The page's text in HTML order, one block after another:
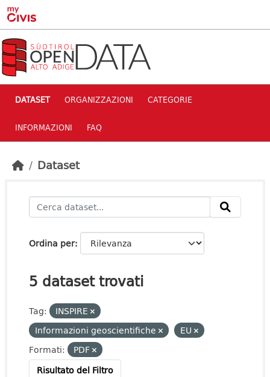
Skip to main content
DATASET ORGANIZZAZIONI CATEGORIE
INFORMAZIONI FAQ
Dataset
Ordina per
5 dataset trovati
Tag:
INSPIRE
Informazioni geoscientifiche
EU
Formati:
PDF
Risultato del Filtro